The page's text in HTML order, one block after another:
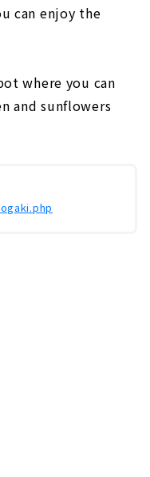
can enjoy the
where you can
and sunflowers